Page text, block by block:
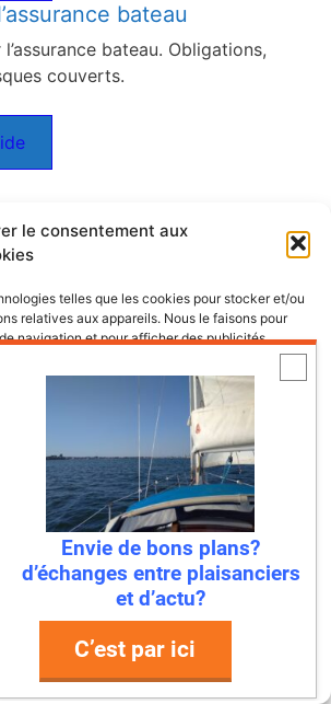
le consentement aux
telles que les cookies pour stocker et/ou
relatives aux appareils. Nous le faisons pour
navigation et pour afficher des publicités
à ces technologies nous autorisera à
que le comportement de navigation ou les ID
de ne pas consentir ou de retirer son
un effet négatif sur certaines fonctonnalités et
Accepter
Refuser
Voir les préférences
Traitement de vos données
personnelles
bateau
bateau. Obligations,
couverts.
fiches bateaux
de voiliers
une présentation, les
les points à vérifier
fiche technique du bateau.
Bali 4.8, un vrai
catamaran à vivre
Antarès 700 Pêche, le
Envie de bons plans?
d’échanges entre plaisanciers
et d’actu?
C’est par ici